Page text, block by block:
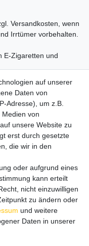
Versandkosten , wenn
Irrtümer vorbehalten.
E-Zigaretten und
wegen hoher
sein sollten.
Ihrer Telefonnummer
zurück.
Länder
69 €
auf unserer
Daten von
Adresse), um z.B.
von
unsere Website zu
erst durch gesetzte
die wir in den
oder aufgrund eines
kann erteilt
nicht einzuwilligen
zu ändern oder
und weitere
Daten in unserer